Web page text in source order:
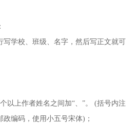
写学校、班级、名字，然后写正文就可
以上作者姓名之间加“、”。 (括号内注
编码，使用小五号宋体)；